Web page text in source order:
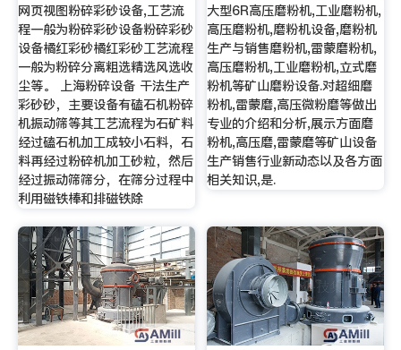
网页视图粉碎彩砂设备,工艺流
程一般为粉碎彩砂设备粉碎彩砂
设备橘红彩砂橘红彩砂工艺流程
一般为粉碎分离粗选精选风选收
尘等。 上海粉碎设备 干法生产
彩砂砂，主要设备有磕石机粉碎
机振动筛等其工艺流程为石矿料
经过磕石机加工成较小石料，石
料再经过粉碎机加工砂粒，然后
经过振动筛筛分，在筛分过程中
利用磁铁棒和排磁铁除
大型6R高压磨粉机,工业磨粉机,
高压磨粉机,磨粉机设备,磨粉机
生产与销售磨粉机,雷蒙磨粉机,
高压磨粉机,工业磨粉机,立式磨
粉机等矿山磨粉设备.对超细磨
粉机,雷蒙磨,高压微粉磨等做出
专业的介绍和分析,展示方面磨
粉机,高压磨,雷蒙磨等矿山设备
生产销售行业新动态以及各方面
相关知识,是.